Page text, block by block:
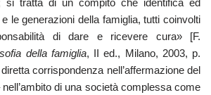
si tratta di un compito che identifica ed
le generazioni della famiglia, tutti coinvolti
di dare e ricevere cura» [F.
della famiglia, II ed., Milano, 2003, p.
corrispondenza nell’affermazione del
di una società complessa come